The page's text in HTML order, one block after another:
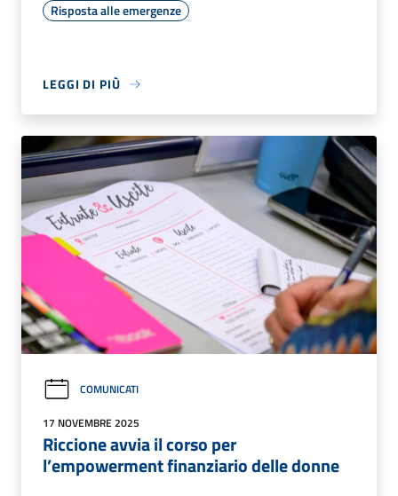
Risposta alle emergenze
LEGGI DI PIÙ
COMUNICATI
17 NOVEMBRE 2025
Riccione avvia il corso per
l’empowerment finanziario delle donne